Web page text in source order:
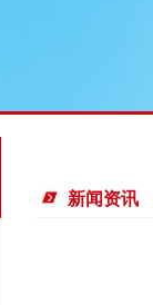
新闻资讯